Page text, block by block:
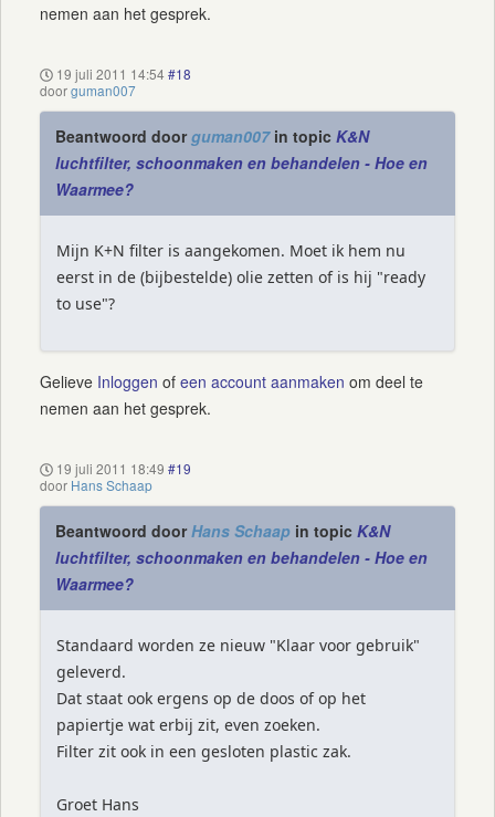
nemen aan het gesprek.
19 juli 2011 14:54 #18
doorguman007
Beantwoord doorguman007in topic K&N
luchtfilter, schoonmaken en behandelen - Hoe en
Waarmee?
Mijn K+N filter is aangekomen. Moet ik hem nu
eerst in de (bijbestelde) olie zetten of is hij "ready
to use"?
Gelieve Inloggen of een account aanmaken om deel te
nemen aan het gesprek.
19 juli 2011 18:49 #19
door Hans Schaap
Beantwoord doorHans Schaap in topic K&N
luchtfilter, schoonmaken en behandelen - Hoe en
Waarmee?
Standaard worden ze nieuw "Klaar voor gebruik"
geleverd.
Dat staat ook ergens op de doos of op het
papiertje wat erbij zit, even zoeken.
Filter zit ook in een gesloten plastic zak.
Groet Hans